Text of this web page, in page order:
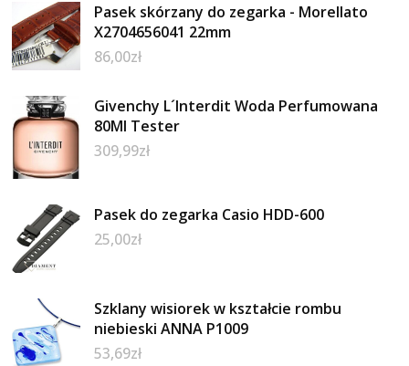
Pasek skórzany do zegarka - Morellato
X2704656041 22mm
86,00zł
Givenchy L´Interdit Woda Perfumowana
80Ml Tester
309,99zł
Pasek do zegarka Casio HDD-600
25,00zł
Szklany wisiorek w kształcie rombu
niebieski ANNA P1009
53,69zł